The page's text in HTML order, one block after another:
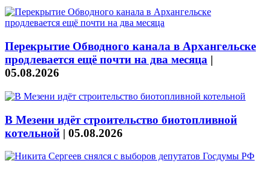
Перекрытие Обводного канала в Архангельске
продлевается ещё почти на два месяца |
05.08.2026
В Мезени идёт строительство биотопливной
котельной | 05.08.2026